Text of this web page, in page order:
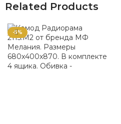
Related Products
-5%